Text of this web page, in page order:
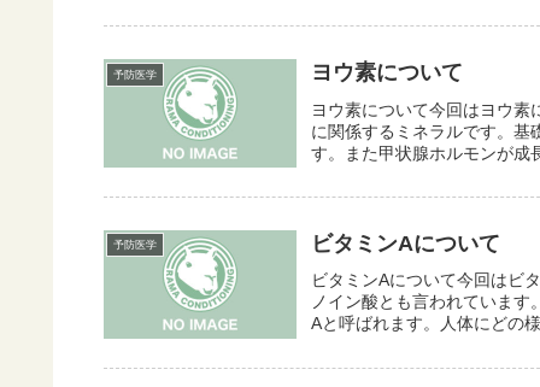
予防医学 ヨウ素について
ヨウ素について今回はヨウ素
に関係するミネラルです。基
す。また甲状腺ホルモンが成
予防医学 ビタミンAについて
ビタミンAについて今回はビ
ノイン酸とも言われていま
Aと呼ばれます。人体にどの